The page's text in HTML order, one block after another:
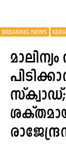
BREAKING NEWS